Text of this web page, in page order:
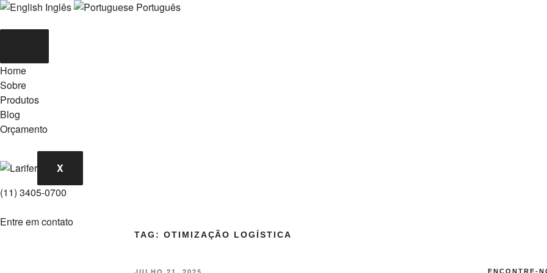
Inglês Português
Home
Sobre
Produtos
Blog
Orçamento
X
(11) 3405-0700
Entre em contato
TAG: OTIMIZAÇÃO LOGÍSTICA
PUBLICADO
JULHO 21, 2025 ENCONTRE-